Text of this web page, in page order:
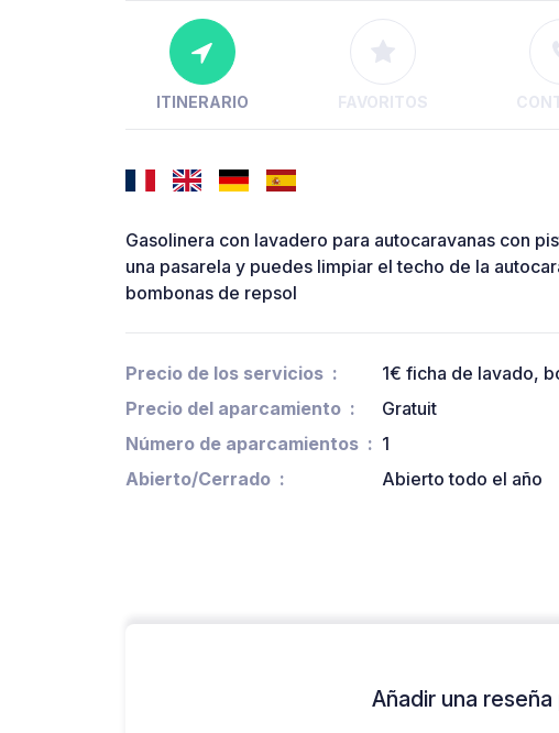
ITINERARIO FAVORITOS
Gasolinera con lavadero para autocaravanas con
una pasarela y puedes limpiar el techo de la
bombonas de repsol
Precio de los servicios
1€ ficha de lavado,
Precio del aparcamiento
Gratuit
Número de aparcamientos
1
Abierto/Cerrado
Abierto todo el año
Añadir una